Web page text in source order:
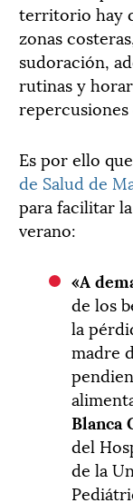
territorio hay
zonas
sudoración,
rutinas y
Es por ello
de Salud de
para facilitar
verano:
«A
de los
la
madre
Blanca
del
de la